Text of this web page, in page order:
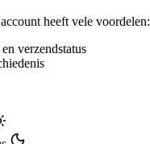
heeft vele voordelen:
verzendstatus